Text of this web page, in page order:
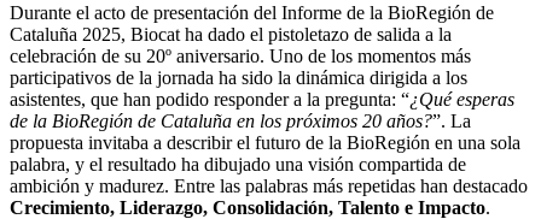
Durante el acto de presentación del Informe de la BioRegión de
Cataluña 2025, Biocat ha dado el pistoletazo de salida a la
celebración de su 20º aniversario. Uno de los momentos más
participativos de la jornada ha sido la dinámica dirigida a los
asistentes, que han podido responder a la pregunta: “¿Qué esperas
de la BioRegión de Cataluña en los próximos 20 años?”. La
propuesta invitaba a describir el futuro de la BioRegión en una sola
palabra, y el resultado ha dibujado una visión compartida de
ambición y madurez. Entre las palabras más repetidas han destacado
Crecimiento, Liderazgo, Consolidación, Talento e Impacto.